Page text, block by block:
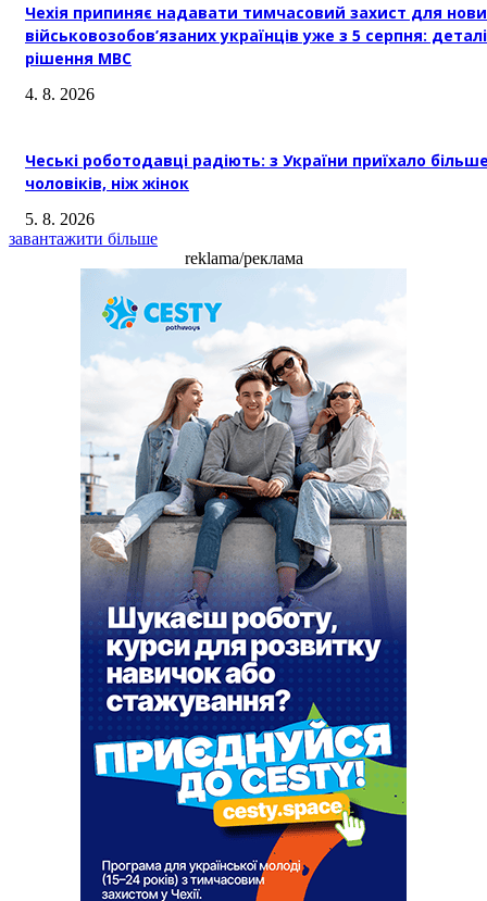
Чехія припиняє надавати тимчасовий захист для
військовозобов’язаних українців уже з 5 серпня: деталі
рішення МВС
4. 8. 2026
Чеські роботодавці радіють: з України приїхало
чоловіків, ніж жінок
5. 8. 2026
завантажити більше
reklama/реклама